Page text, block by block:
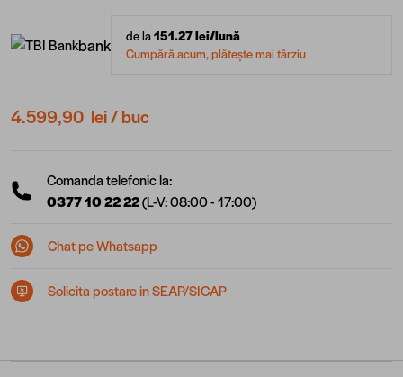
bank de la151.27lei/lună
Cumpără acum, plătește mai târziu
4.599,90 lei/ buc
Comanda telefonic la:
0377 10 22 22(L-V: 08:00 - 17:00)
Chat pe Whatsapp
Solicita postare in SEAP/SICAP